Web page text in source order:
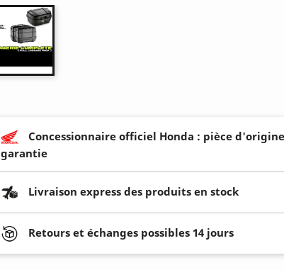
Concessionnaire officiel Honda : pièce d'origine
garantie
Livraison express des produits en stock
Retours et échanges possibles 14 jours